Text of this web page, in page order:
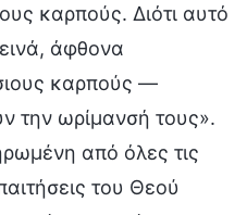
καρπούς. Διότι αυτό
άφθονα
καρπούς —
την ωρίμανσή τους».
από όλες τις
του Θεού